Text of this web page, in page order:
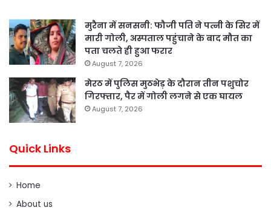
मुरैना में सनसनी: फौजी पति ने पत्नी के सिर में
मारी गोली, अस्पताल पहुंचाने के बाद मौत का
पता चलते ही हुआ फरार
August 7, 2026
मेरठ में पुलिस मुठभेड़ के दौरान तीन पशुचोर
गिरफ्तार, पैर में गोली लगने से एक घायल
August 7, 2026
Quick Links
Home
About us